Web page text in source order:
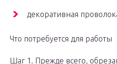
декоративная
Что потребуется для работы
Шаг 1. Прежде всего,